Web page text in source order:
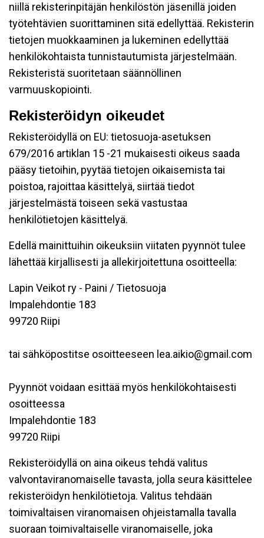
niillä rekisterinpitäjän henkilöstön jäsenillä joiden
työtehtävien suorittaminen sitä edellyttää. Rekisterin
tietojen muokkaaminen ja lukeminen edellyttää
henkilökohtaista tunnistautumista järjestelmään.
Rekisteristä suoritetaan säännöllinen
varmuuskopiointi.
Rekisteröidyn oikeudet
Rekisteröidyllä on EU: tietosuoja-asetuksen
679/2016 artiklan 15 -21 mukaisesti oikeus saada
pääsy tietoihin, pyytää tietojen oikaisemista tai
poistoa, rajoittaa käsittelyä, siirtää tiedot
järjestelmästä toiseen sekä vastustaa
henkilötietojen käsittelyä.
Edellä mainittuihin oikeuksiin viitaten pyynnöt tulee
lähettää kirjallisesti ja allekirjoitettuna osoitteella:
Lapin Veikot ry - Paini / Tietosuoja
Impalehdontie 183
99720 Riipi
tai sähköpostitse osoitteeseen lea.aikio@gmail.com
Pyynnöt voidaan esittää myös henkilökohtaisesti
osoitteessa
Impalehdontie 183
99720 Riipi
Rekisteröidyllä on aina oikeus tehdä valitus
valvontaviranomaiselle tavasta, jolla seura käsittelee
rekisteröidyn henkilötietoja. Valitus tehdään
toimivaltaisen viranomaisen ohjeistamalla tavalla
suoraan toimivaltaiselle viranomaiselle, joka